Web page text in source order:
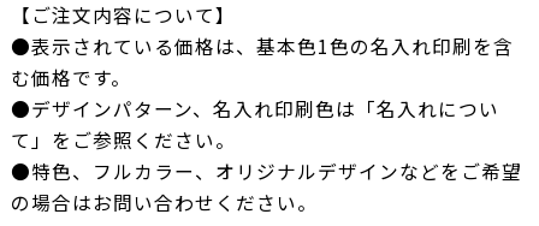
【ご注文内容について】
●表示されている価格は、基本色1色の名入れ印刷を含
む価格です。
●デザインパターン、名入れ印刷色は「名入れについ
て」をご参照ください。
●特色、フルカラー、オリジナルデザインなどをご希望
の場合はお問い合わせください。